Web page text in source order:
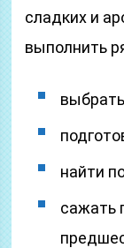
сладких и
выполнить
найти
сажать